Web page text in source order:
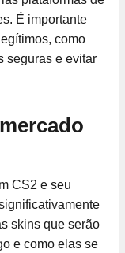
É importante
como
seguras e evitar
CS2 e seu
skins que serão
e como elas se